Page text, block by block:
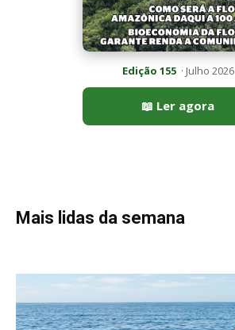
Edição 155· Julho 2026
📖 Ler agora
Mais lidas da semana